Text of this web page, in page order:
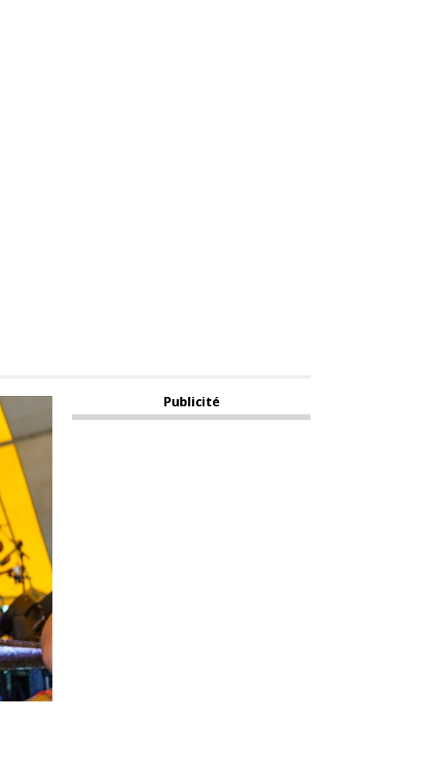
Publicité